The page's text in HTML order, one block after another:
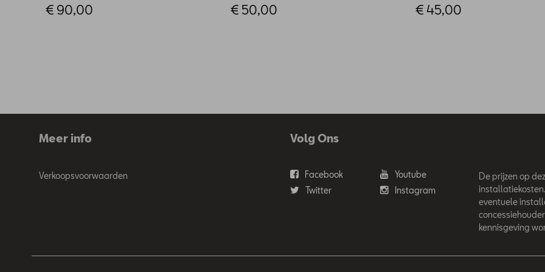
€ 90,00 € 50,00 € 45,00
Meer info
Verkoopsvoorwaarden
Volg Ons
Facebook
Youtube
Twitter
Instagram
De prijzen op
eventuele
kennisgeving